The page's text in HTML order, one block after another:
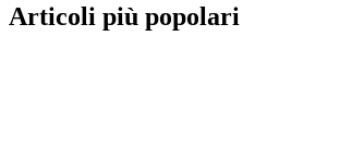
Articoli più popolari